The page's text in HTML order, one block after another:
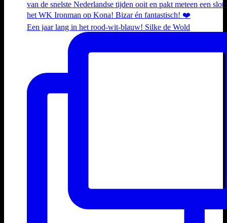
Een jaar lang in het rood-wit-blauw! Silke de Wold